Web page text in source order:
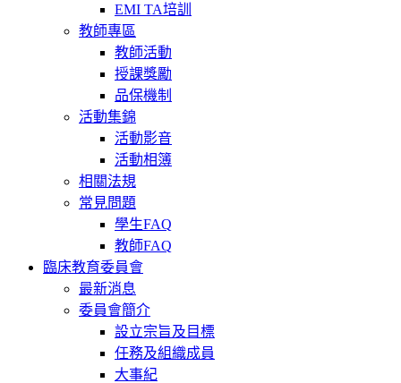
EMI TA培訓
教師專區
教師活動
授課獎勵
品保機制
活動集錦
活動影音
活動相簿
相關法規
常見問題
學生FAQ
教師FAQ
臨床教育委員會
最新消息
委員會簡介
設立宗旨及目標
任務及組織成員
大事紀